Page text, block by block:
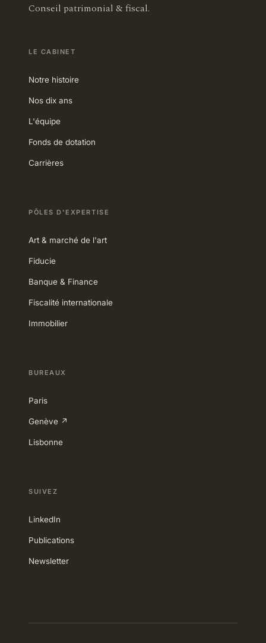
Conseil patrimonial & fiscal.
LE CABINET
Notre histoire
Nos dix ans
L'équipe
Fonds de dotation
Carrières
PÔLES D'EXPERTISE
Art & marché de l'art
Fiducie
Banque & Finance
Fiscalité internationale
Immobilier
BUREAUX
Paris
Genève ↗
Lisbonne
SUIVEZ
LinkedIn
Publications
Newsletter